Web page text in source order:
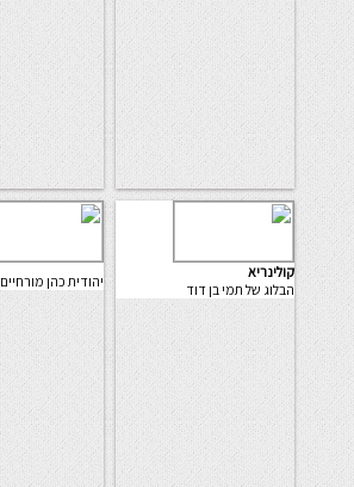
קולינריא
הבלוג של תמי בן דוד
יהודית כהן מורחיים